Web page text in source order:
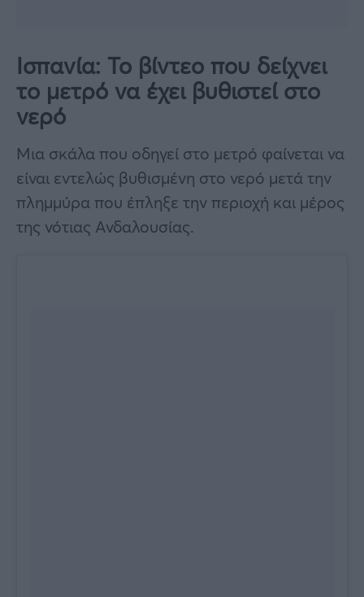
Ισπανία: Το βίντεο που δείχνει
το μετρό να έχει βυθιστεί στο
νερό
Μια σκάλα που οδηγεί στο μετρό φαίνεται να
είναι εντελώς βυθισμένη στο νερό μετά την
πλημμύρα που έπληξε την περιοχή και μέρος
της νότιας Ανδαλουσίας.